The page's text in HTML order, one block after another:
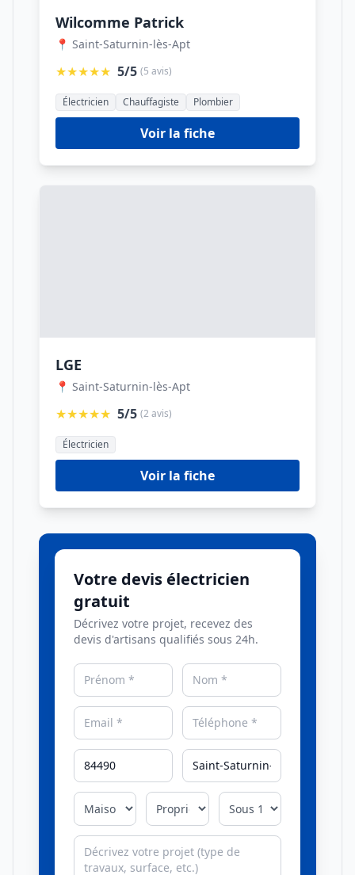
Wilcomme Patrick
📍 Saint-Saturnin-lès-Apt
★★★★★ 5/5 (5 avis)
Électricien Chauffagiste Plombier
Voir la fiche
LGE
📍 Saint-Saturnin-lès-Apt
★★★★★ 5/5 (2 avis)
Électricien
Voir la fiche
Votre devis électricien
gratuit
Décrivez votre projet, recevez des
devis d'artisans qualifiés sous 24h.